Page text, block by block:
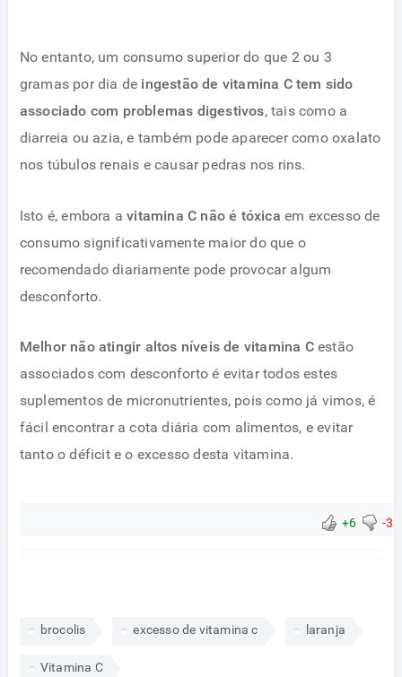
No entanto, um consumo superior do que 2 ou 3
gramas por dia de ingestão de vitamina C tem sido
associado com problemas digestivos, tais como a
diarreia ou azia, e também pode aparecer como oxalato
nos túbulos renais e causar pedras nos rins.
Isto é, embora avitamina C não é tóxica em excesso de
consumo significativamente maior do que o
recomendado diariamente pode provocar algum
desconforto.
Melhor não atingir altos níveis de vitamina Cestão
associados com desconforto é evitar todos estes
suplementos de micronutrientes, pois como já vimos, é
fácil encontrar a cota diária com alimentos, e evitar
tanto o déficit e o excesso desta vitamina.
+6 -3
brocolis excesso de vitamina c laranja
Vitamina C